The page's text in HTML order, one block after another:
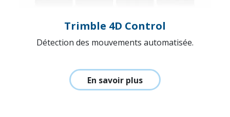
Trimble 4D Control
Détection des mouvements automatisée.
En savoir plus